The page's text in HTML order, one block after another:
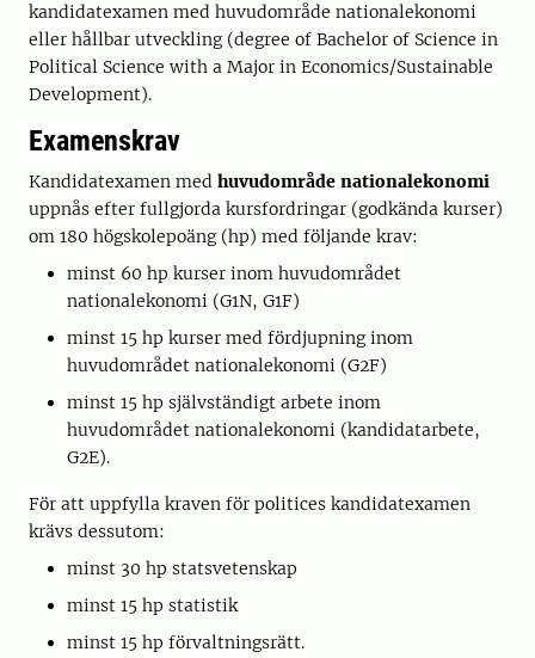
kandidatexamen med huvudområde nationalekonomi
eller hållbar utveckling (degree of Bachelor of Science in
Political Science with a Major in Economics/Sustainable
Development).
Examenskrav
Kandidatexamen med huvudområde nationalekonomi
uppnås efter fullgjorda kursfordringar (godkända kurser)
om 180 högskolepoäng (hp) med följande krav:
minst 60 hp kurser inom huvudområdet
nationalekonomi (G1N, G1F)
minst 15 hp kurser med fördjupning inom
huvudområdet nationalekonomi (G2F)
minst 15 hp självständigt arbete inom
huvudområdet nationalekonomi (kandidatarbete,
G2E).
För att uppfylla kraven för politices kandidatexamen
krävs dessutom:
minst 30 hp statsvetenskap
minst 15 hp statistik
minst 15 hp förvaltningsrätt.